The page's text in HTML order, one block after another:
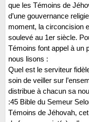
que les Témoins de
d’une gouvernance
moment, la circoncision
soulevé au 1er siècle.
Témoins font appel à un
nous lisons :
Quel est le serviteur
soin de veiller sur
distribue à chacun sa
:45 Bible du Semeur
Témoins de Jéhovah,